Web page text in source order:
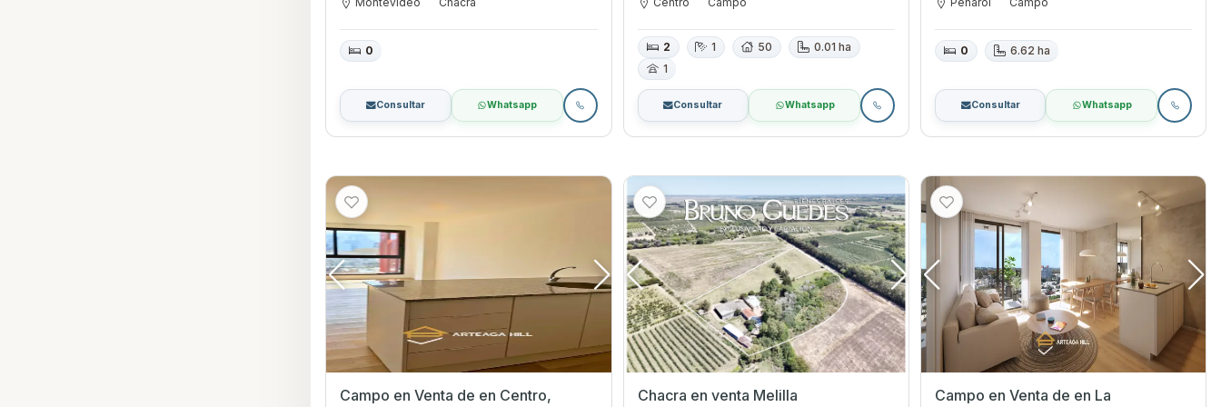
0
Consultar Whatsapp
2 1 50
0.01 ha
1
Consultar Whatsapp
0 6.62 ha
Consultar Whatsapp
Campo en Venta de en Centro,
Chacra en venta Melilla
Campo en Venta de en La